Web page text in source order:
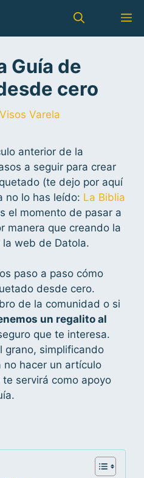
Guía de
cero
Varela
anterior de la
a seguir para crear
(te dejo por aquí
no lo has leído: La Biblia
el momento de pasar a
manera que creando la
web de Datola.
paso a paso cómo
desde cero.
de la comunidad o si
un regalito al
que te interesa.
grano, simplificando
no hacer un artículo
servirá como apoyo